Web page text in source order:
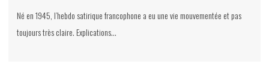
Né en 1945, l’hebdo satirique francophone a eu une vie mouvementée et pas
toujours très claire. Explications…